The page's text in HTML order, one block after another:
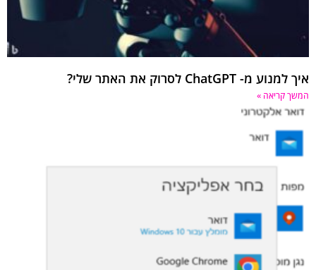
איך למנוע מ- ChatGPT לסרוק את האתר שלי?
המשך קריאה »